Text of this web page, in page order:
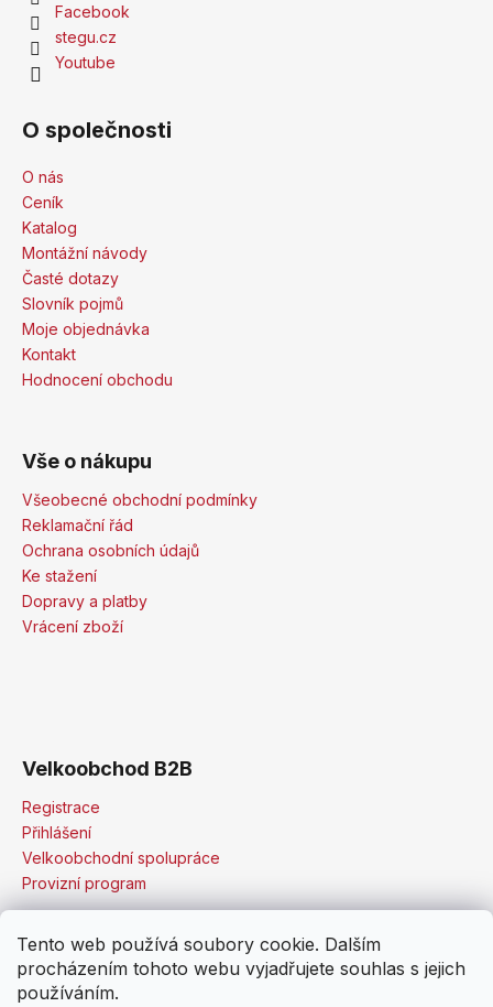
Tento web používá soubory cookie. Dalším
procházením tohoto webu vyjadřujete souhlas s jejich
používáním.
Facebook
stegu.cz
Youtube
O společnosti
O nás
Ceník
Katalog
Montážní návody
Časté dotazy
Slovník pojmů
Moje objednávka
Kontakt
Hodnocení obchodu
Vše o nákupu
Všeobecné obchodní podmínky
Reklamační řád
Ochrana osobních údajů
Ke stažení
Dopravy a platby
Vrácení zboží
Velkoobchod B2B
Registrace
Přihlášení
Velkoobchodní spolupráce
Provizní program